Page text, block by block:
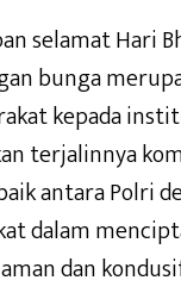
selamat Hari
bunga
kepada
terjalinnya
antara Polri
dalam
dan